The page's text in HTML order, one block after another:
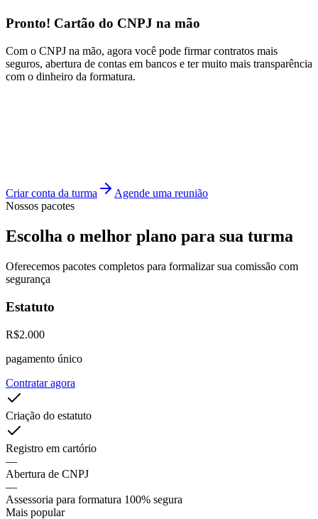
Pronto! Cartão do CNPJ na mão
Com o CNPJ na mão, agora você pode firmar contratos mais
seguros, abertura de contas em bancos e ter muito mais transparência
com o dinheiro da formatura.
Criar conta da turma
Agende uma reunião
Nossos pacotes
Escolha o melhor plano para sua turma
Oferecemos pacotes completos para formalizar sua comissão com
segurança
Estatuto
R$2.000
pagamento único
Contratar agora
Criação do estatuto
Registro em cartório
—
Abertura de CNPJ
—
Assessoria para formatura 100% segura
Mais popular